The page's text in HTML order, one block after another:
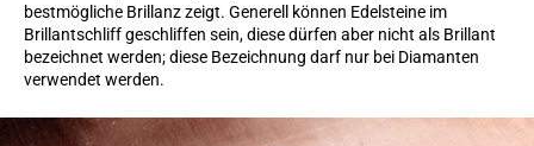
bestmögliche Brillanz zeigt. Generell können Edelsteine im
Brillantschliff geschliffen sein, diese dürfen aber nicht als Brillant
bezeichnet werden; diese Bezeichnung darf nur bei Diamanten
verwendet werden.